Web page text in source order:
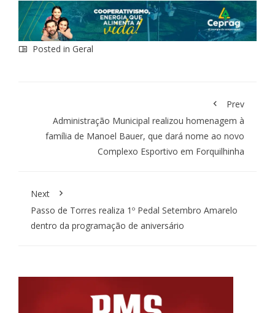
Posted in Geral
Prev
Administração Municipal realizou homenagem à
família de Manoel Bauer, que dará nome ao novo
Complexo Esportivo em Forquilhinha
Next
Passo de Torres realiza 1º Pedal Setembro Amarelo
dentro da programação de aniversário